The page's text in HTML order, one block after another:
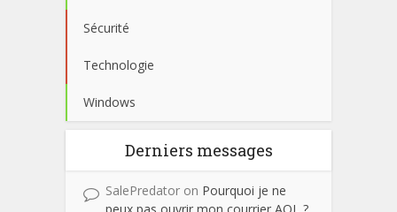
Sécurité
Technologie
Windows
Derniers messages
SalePredator on Pourquoi je ne